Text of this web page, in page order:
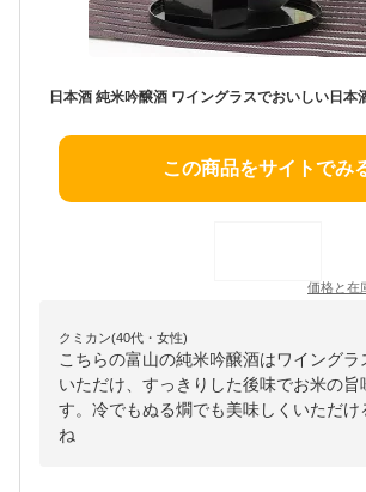
この商品をサイトでみ
価格と在
クミカン(40代・女性)
こちらの富山の純米吟醸酒はワイングラ
いただけ、すっきりした後味でお米の旨
す。冷でもぬる燗でも美味しくいただけ
ね